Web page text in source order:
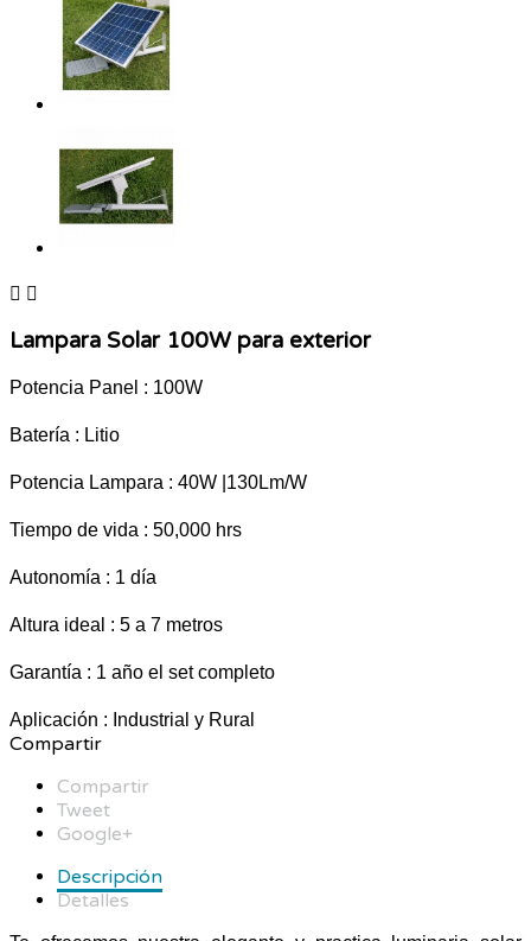
 
Lampara Solar 100W para exterior
Potencia Panel : 100W
Batería : Litio
Potencia Lampara : 40W |130Lm/W
Tiempo de vida : 50,000 hrs
Autonomía : 1 día
Altura ideal : 5 a 7 metros
Garantía : 1 año el set completo
Aplicación : Industrial y Rural
Compartir
Compartir
Tweet
Google+
Descripción
Detalles